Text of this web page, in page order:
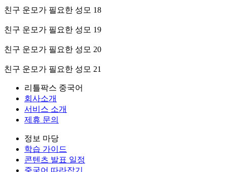
친구 운모가 필요한 성모 18
친구 운모가 필요한 성모 19
친구 운모가 필요한 성모 20
친구 운모가 필요한 성모 21
리틀팍스 중국어
회사소개
서비스 소개
제휴 문의
정보 마당
학습 가이드
콘텐츠 발표 일정
중국어 따라잡기